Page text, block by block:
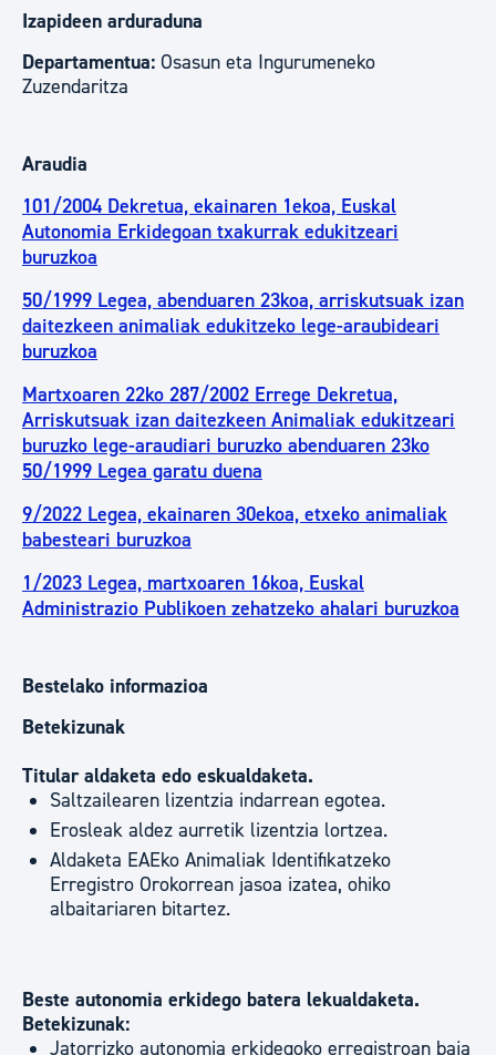
Izapideen arduraduna
Departamentua: Osasun eta Ingurumeneko
Zuzendaritza
Araudia
101/2004 Dekretua, ekainaren 1ekoa, Euskal
Autonomia Erkidegoan txakurrak edukitzeari
buruzkoa
50/1999 Legea, abenduaren 23koa, arriskutsuak izan
daitezkeen animaliak edukitzeko lege-araubideari
buruzkoa
Martxoaren 22ko 287/2002 Errege Dekretua,
Arriskutsuak izan daitezkeen Animaliak edukitzeari
buruzko lege-araudiari buruzko abenduaren 23ko
50/1999 Legea garatu duena
9/2022 Legea, ekainaren 30ekoa, etxeko animaliak
babesteari buruzkoa
1/2023 Legea, martxoaren 16koa, Euskal
Administrazio Publikoen zehatzeko ahalari buruzkoa
Bestelako informazioa
Betekizunak
Titular aldaketa edo eskualdaketa.
Saltzailearen lizentzia indarrean egotea.
Erosleak aldez aurretik lizentzia lortzea.
Aldaketa EAEko Animaliak Identifikatzeko
Erregistro Orokorrean jasoa izatea, ohiko
albaitariaren bitartez.
Beste autonomia erkidego batera lekualdaketa.
Betekizunak:
Jatorrizko autonomia erkidegoko erregistroan baja